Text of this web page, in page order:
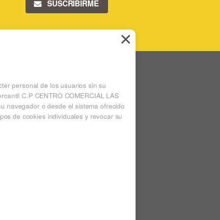
SUSCRIBIRME
personal de los usuarios sin su
C.P CENTRO COMERCIAL LAS
navegador o desde el sistema ofrecido
de cookies individuales y revocar su